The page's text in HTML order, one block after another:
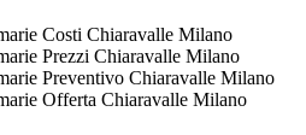
Costi Chiaravalle Milano
Prezzi Chiaravalle Milano
Preventivo Chiaravalle Milano
Offerta Chiaravalle Milano